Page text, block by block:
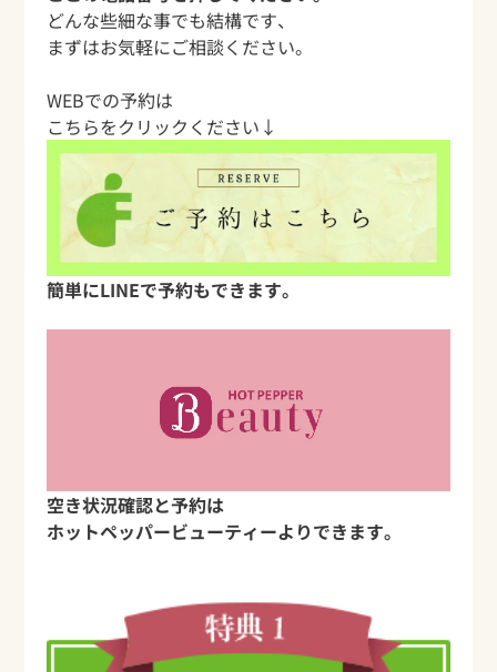
どんな些細な事でも結構です、
まずはお気軽にご相談ください。
WEBでの予約は
こちらをクリックください↓
簡単にLINEで予約もできます。
空き状況確認と予約は
ホットペッパービューティーよりできます。